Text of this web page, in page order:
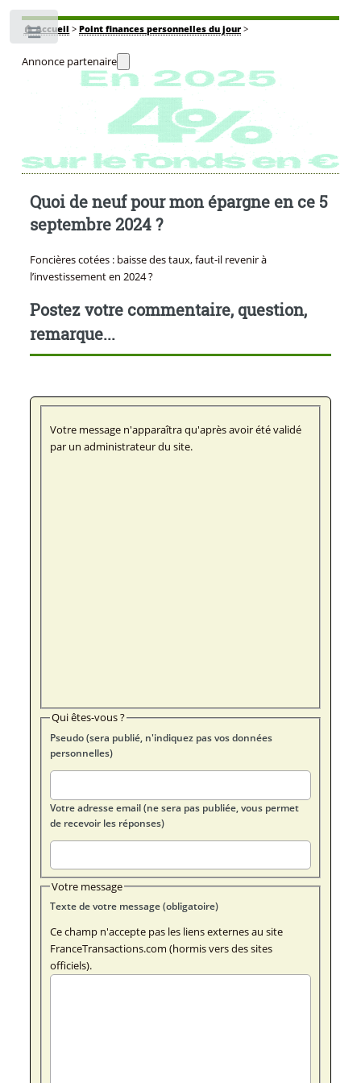
🏠Accueil > Point finances personnelles du jour>
Annonce partenaire
Quoi de neuf pour mon épargne en ce 5
septembre 2024 ?
Foncières cotées : baisse des taux, faut-il revenir à
l’investissement en 2024 ?
Postez votre commentaire, question,
remarque...
Votre message n'apparaîtra qu'après avoir été validé
par un administrateur du site.
Qui êtes-vous ?
Pseudo (sera publié, n'indiquez pas vos données
personnelles)
Votre adresse email (ne sera pas publiée, vous permet
de recevoir les réponses)
Votre message
Texte de votre message (obligatoire)
Ce champ n'accepte pas les liens externes au site
FranceTransactions.com (hormis vers des sites
officiels).
Toggle